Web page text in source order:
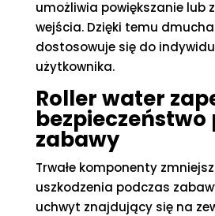
umożliwia powiększanie lub
wejścia. Dzięki temu
dostosowuje się do
użytkownika.
Roller water
bezpieczeństwo
zabawy
Trwałe komponenty
uszkodzenia podczas
uchwyt znajdujący się na